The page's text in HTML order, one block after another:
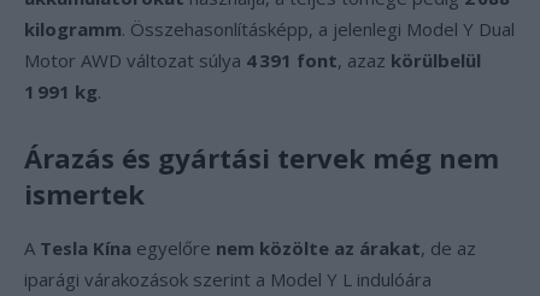
kilogramm. Összehasonlításképp, a jelenlegi Model Y Dual
Motor AWD változat súlya 4 391 font, azaz körülbelül
1 991 kg.
Árazás és gyártási tervek még nem
ismertek
A Tesla Kína egyelőre nem közölte az árakat, de az
iparági várakozások szerint a Model Y L indulóára